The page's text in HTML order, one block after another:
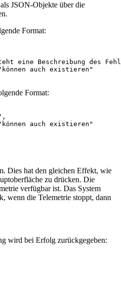
JSON-Objekte über die
Format:
eine Beschreibung des
auch existieren"
Format:
,
auch existieren"
Dies hat den gleichen Effekt, wie
zu drücken. Die
verfügbar ist. Das System
wenn die Telemetrie stoppt, dann
wird bei Erfolg zurückgegeben: